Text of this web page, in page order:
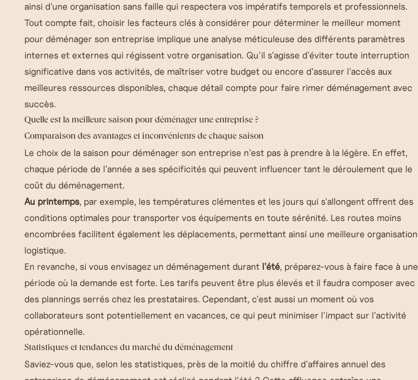
ainsi d'une organisation sans faille qui respectera vos impératifs temporels et professionnels.
Tout compte fait, choisir les facteurs clés à considérer pour déterminer le meilleur moment
pour déménager son entreprise implique une analyse méticuleuse des différents paramètres
internes et externes qui régissent votre organisation. Qu'il s'agisse d'éviter toute interruption
significative dans vos activités, de maîtriser votre budget ou encore d'assurer l'accès aux
meilleures ressources disponibles, chaque détail compte pour faire rimer déménagement avec
succès.
Quelle est la meilleure saison pour déménager une entreprise ?
Comparaison des avantages et inconvénients de chaque saison
Le choix de la saison pour déménager son entreprise n'est pas à prendre à la légère. En effet,
chaque période de l'année a ses spécificités qui peuvent influencer tant le déroulement que le
coût du déménagement.
Au printemps, par exemple, les températures clémentes et les jours qui s'allongent offrent des
conditions optimales pour transporter vos équipements en toute sérénité. Les routes moins
encombrées facilitent également les déplacements, permettant ainsi une meilleure organisation
logistique.
En revanche, si vous envisagez un déménagement durant l'été, préparez-vous à faire face à une
période où la demande est forte. Les tarifs peuvent être plus élevés et il faudra composer avec
des plannings serrés chez les prestataires. Cependant, c'est aussi un moment où vos
collaborateurs sont potentiellement en vacances, ce qui peut minimiser l'impact sur l'activité
opérationnelle.
Statistiques et tendances du marché du déménagement
Saviez-vous que, selon les statistiques, près de la moitié du chiffre d'affaires annuel des